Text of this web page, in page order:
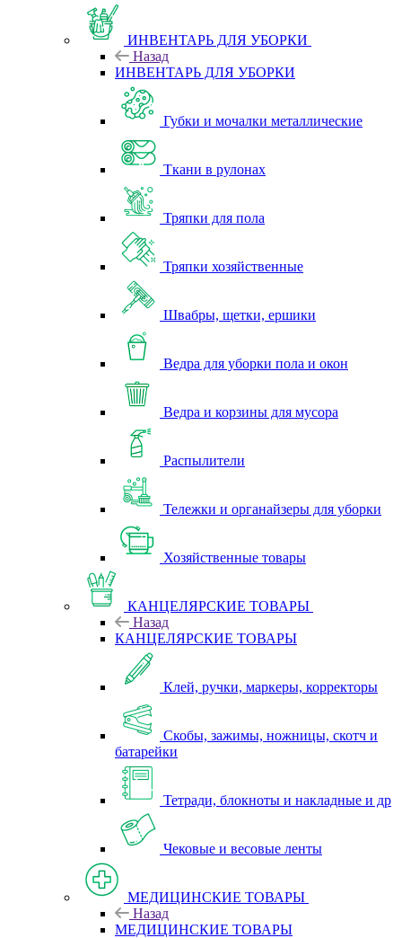
ИНВЕНТАРЬ ДЛЯ УБОРКИ
Назад
ИНВЕНТАРЬ ДЛЯ УБОРКИ
Губки и мочалки металлические
Ткани в рулонах
Тряпки для пола
Тряпки хозяйственные
Швабры, щетки, ершики
Ведра для уборки пола и окон
Ведра и корзины для мусора
Распылители
Тележки и органайзеры для уборки
Хозяйственные товары
КАНЦЕЛЯРСКИЕ ТОВАРЫ
Назад
КАНЦЕЛЯРСКИЕ ТОВАРЫ
Клей, ручки, маркеры, корректоры
Скобы, зажимы, ножницы, скотч и
батарейки
Тетради, блокноты и накладные и др
Чековые и весовые ленты
МЕДИЦИНСКИЕ ТОВАРЫ
Назад
МЕДИЦИНСКИЕ ТОВАРЫ